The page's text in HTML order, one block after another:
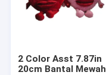
2 Color Asst 7.87in
20cm Bantal Mewah